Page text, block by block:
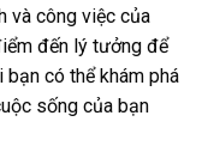
và công việc của
đến lý tưởng để
bạn có thể khám phá
sống của bạn